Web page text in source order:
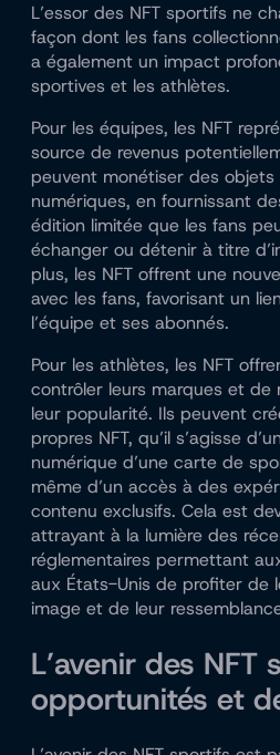
L’essor des NFT sportifs ne
façon dont les fans
a également un impact
sportives et les athlètes.
Pour les équipes, les NFT
source de revenus
peuvent monétiser des
numériques, en fournissant
édition limitée que les fans
échanger ou détenir à titre
plus, les NFT offrent une
avec les fans, favorisant un
l’équipe et ses abonnés.
Pour les athlètes, les NFT
contrôler leurs marques et
leur popularité. Ils peuvent
propres NFT, qu’il s’agisse
numérique d’une carte de
même d’un accès à des
contenu exclusifs. Cela est
attrayant à la lumière des
réglementaires permettant
aux États-Unis de profiter de
image et de leur
L’avenir des NFT
opportunités et